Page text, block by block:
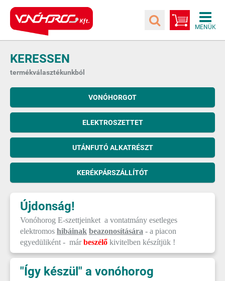
KERESSEN
termékválasztékunkból
VONÓHORGOT
ELEKTROSZETTET
UTÁNFUTÓ ALKATRÉSZT
KERÉKPÁRSZÁLLÍTÓT
Újdonság!
Vonóhorog E-szettjeinket a vontatmány esetleges
elektromos hibáinak beazonosítására - a piacon
egyedüliként - márbeszélő kivitelben készítjük !
"Így készül" a vonóhorog